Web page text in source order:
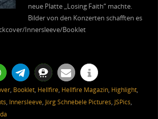
neue Platte „Losing Faith“ machte.
Bilder von den Konzerten schafften es
Innersleeve/Booklet
, Booklet, Hellfire, Hellfire Magazin, Highlight,
, Innersleeve, Jörg Schnebele Pictures, JSPics,